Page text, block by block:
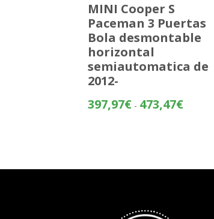
MINI Cooper S
Paceman 3 Puertas
Bola desmontable
horizontal
semiautomatica de
2012-
397,97€ - 473,47€Rango
hasta